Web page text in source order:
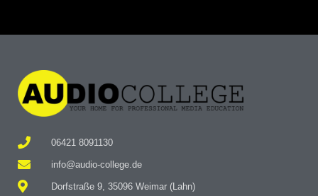
06421 8091130
info@audio-college.de
Dorfstraße 9, 35096 Weimar (Lahn)